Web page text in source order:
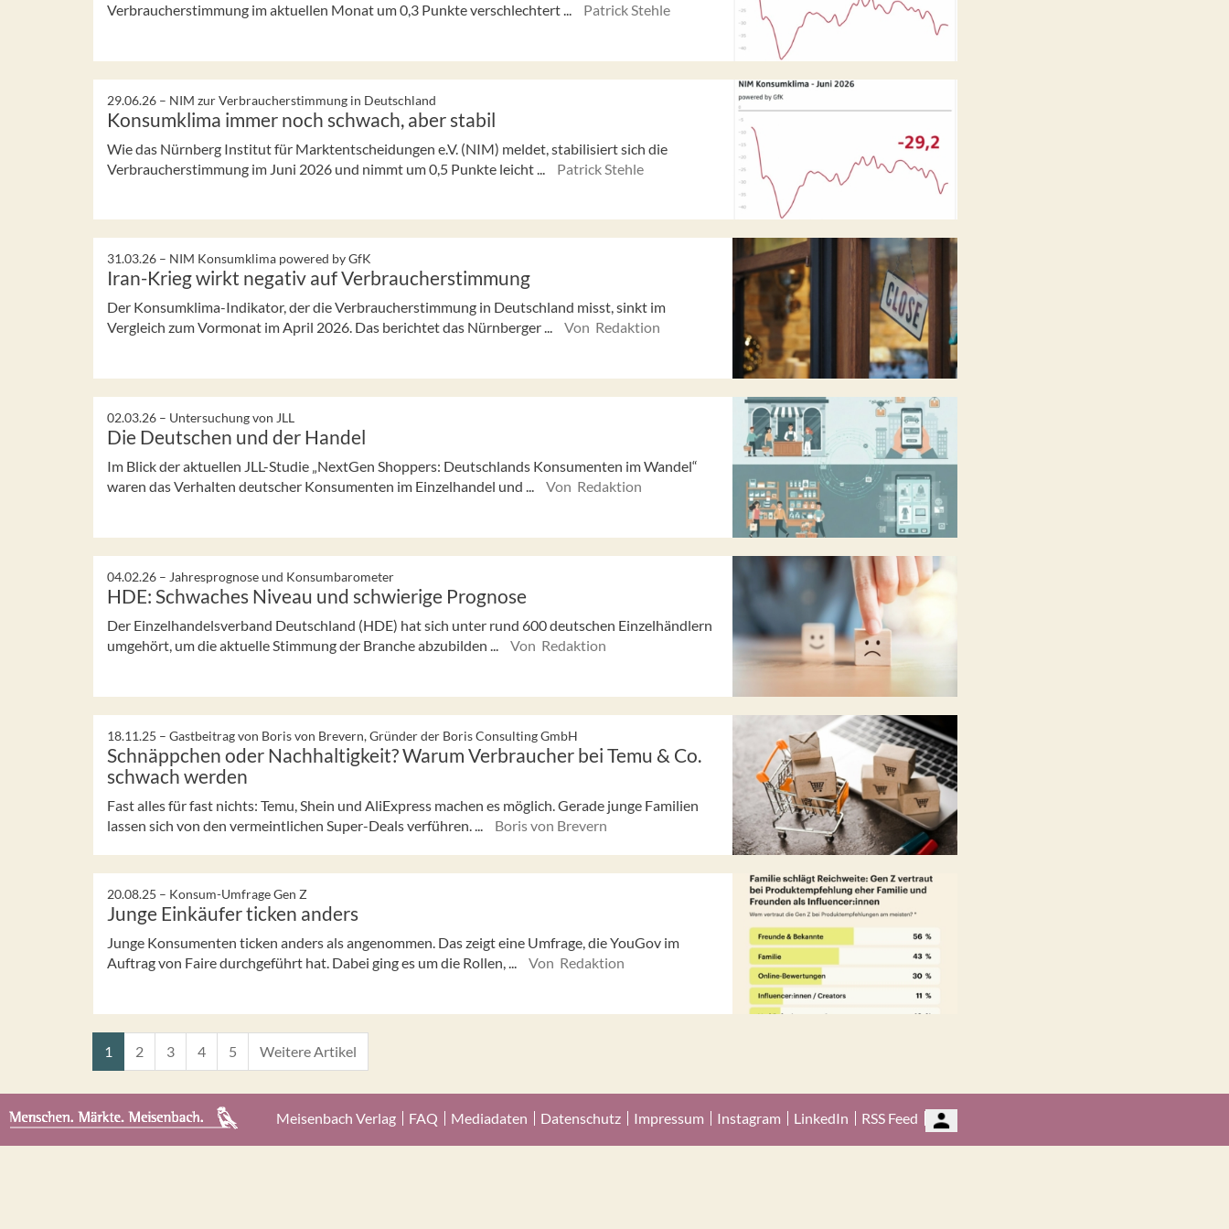
Verbraucherstimmung im aktuellen Monat um 0,3 Punkte verschlechtert ... Patrick Stehle
29.06.26 – NIM zur Verbraucherstimmung in Deutschland
Konsumklima immer noch schwach, aber stabil
Wie das Nürnberg Institut für Marktentscheidungen e.V. (NIM) meldet, stabilisiert sich die
Verbraucherstimmung im Juni 2026 und nimmt um 0,5 Punkte leicht ...
Patrick Stehle
31.03.26 – NIM Konsumklima powered by GfK
Iran-Krieg wirkt negativ auf Verbraucherstimmung
Der Konsumklima-Indikator, der die Verbraucherstimmung in Deutschland misst, sinkt im
Vergleich zum Vormonat im April 2026. Das berichtet das Nürnberger ...
Von Redaktion
02.03.26 – Untersuchung von JLL
Die Deutschen und der Handel
Im Blick der aktuellen JLL-Studie „NextGen Shoppers: Deutschlands Konsumenten im Wandel“
waren das Verhalten deutscher Konsumenten im Einzelhandel und ...
Von Redaktion
04.02.26 – Jahresprognose und Konsumbarometer
HDE: Schwaches Niveau und schwierige Prognose
Der Einzelhandelsverband Deutschland (HDE) hat sich unter rund 600 deutschen Einzelhändlern
umgehört, um die aktuelle Stimmung der Branche abzubilden ...
Von Redaktion
18.11.25 – Gastbeitrag von Boris von Brevern, Gründer der Boris Consulting GmbH
Schnäppchen oder Nachhaltigkeit? Warum Verbraucher bei Temu & Co.
schwach werden
Fast alles für fast nichts: Temu, Shein und AliExpress machen es möglich. Gerade junge Familien
lassen sich von den vermeintlichen Super-Deals verführen. ...
Boris von Brevern
20.08.25 – Konsum-Umfrage Gen Z
Junge Einkäufer ticken anders
Junge Konsumenten ticken anders als angenommen. Das zeigt eine Umfrage, die YouGov im
Auftrag von Faire durchgeführt hat. Dabei ging es um die Rollen, ...
Von Redaktion
1 2 3 4 5 Weitere Artikel
Meisenbach Verlag FAQ Mediadaten Datenschutz Impressum Instagram LinkedIn RSS Feed